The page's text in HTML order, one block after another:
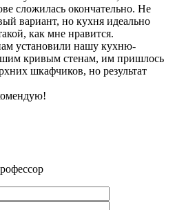
сложилась окончательно. Не
вариант, но кухня идеально
как мне нравится.
установили нашу кухню-
кривым стенам, им пришлось
шкафчиков, но результат